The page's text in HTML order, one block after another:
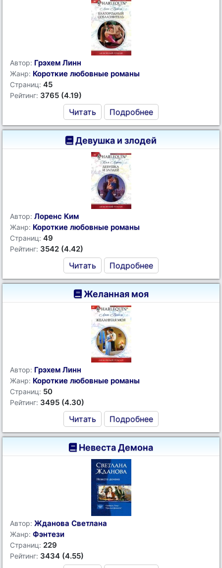
Автор: Грэхем Линн
Жанр: Короткие любовные романы
Страниц: 45
Рейтинг: 3765 (4.19)
Читать Подробнее
Девушка и злодей
Автор: Лоренс Ким
Жанр: Короткие любовные романы
Страниц: 49
Рейтинг: 3542 (4.42)
Читать Подробнее
Желанная моя
Автор: Грэхем Линн
Жанр: Короткие любовные романы
Страниц: 50
Рейтинг: 3495 (4.30)
Читать Подробнее
Невеста Демона
Автор: Жданова Светлана
Жанр: Фэнтези
Страниц: 229
Рейтинг: 3434 (4.55)